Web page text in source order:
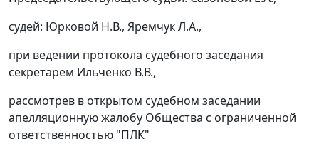
судей: Юрковой Н.В., Яремчук Л.А.,
при ведении протокола судебного заседания
секретарем Ильченко В.В.,
рассмотрев в открытом судебном заседании
апелляционную жалобу Общества с ограниченной
ответственностью "ПЛК"